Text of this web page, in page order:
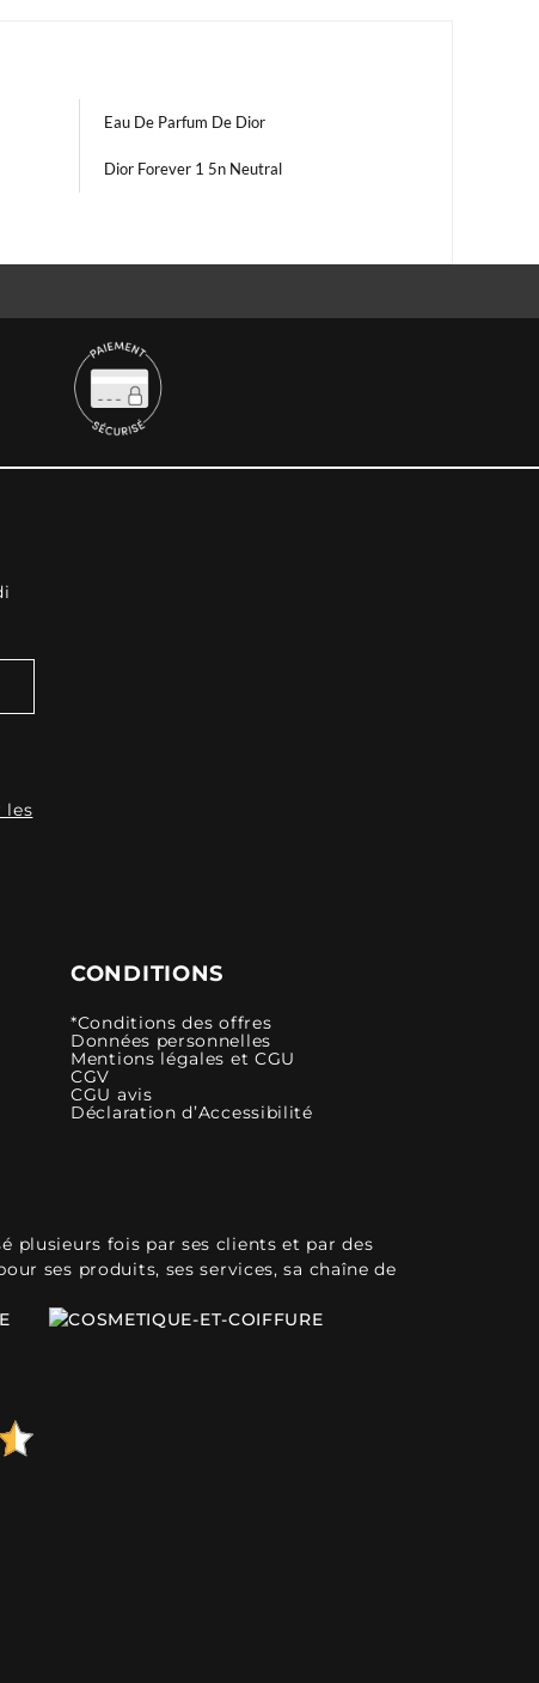
Eau De Parfum De Dior
Dior Forever 1 5n Neutral
les
CONDITIONS
*Conditions des offres
Données personnelles
Mentions légales et CGU
CGV
CGU avis
Déclaration d’Accessibilité
plusieurs fois par ses clients et par des
ses produits, ses services, sa chaîne de